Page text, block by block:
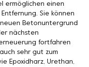
ermöglichen einen
Sie können
Betonuntergrund
nächsten
fortfahren
sehr gut zum
Epoxidharz, Urethan,